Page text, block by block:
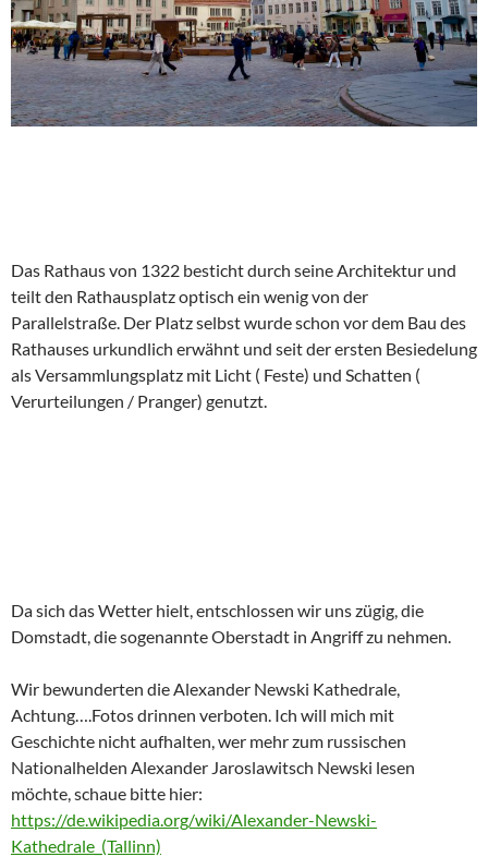
Das Rathaus von 1322 besticht durch seine Architektur und
teilt den Rathausplatz optisch ein wenig von der
Parallelstraße. Der Platz selbst wurde schon vor dem Bau des
Rathauses urkundlich erwähnt und seit der ersten Besiedelung
als Versammlungsplatz mit Licht ( Feste) und Schatten (
Verurteilungen / Pranger) genutzt.
Da sich das Wetter hielt, entschlossen wir uns zügig, die
Domstadt, die sogenannte Oberstadt in Angriff zu nehmen.
Wir bewunderten die Alexander Newski Kathedrale,
Achtung….Fotos drinnen verboten. Ich will mich mit
Geschichte nicht aufhalten, wer mehr zum russischen
Nationalhelden Alexander Jaroslawitsch Newski lesen
möchte, schaue bitte hier:
https://de.wikipedia.org/wiki/Alexander-Newski-
Kathedrale_(Tallinn)